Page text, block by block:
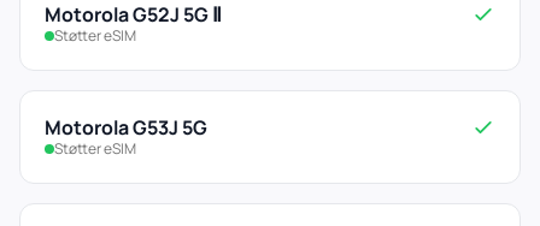
Motorola G52J 5G Ⅱ
Støtter eSIM
Motorola G53J 5G
Støtter eSIM